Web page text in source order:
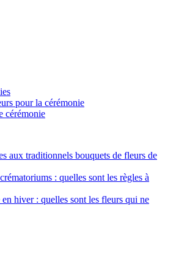
pour la cérémonie
cérémonie
aux traditionnels bouquets de fleurs de
: quelles sont les règles à
hiver : quelles sont les fleurs qui ne